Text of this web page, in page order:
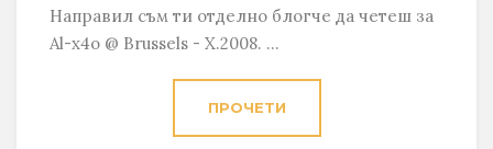
Направил съм ти отделно блогче да четеш за
Al-x4o @ Brussels - X.2008. ...
ПРОЧЕТИ